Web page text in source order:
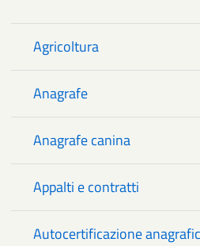
Agricoltura
Anagrafe
Anagrafe canina
Appalti e contratti
Autocertificazione